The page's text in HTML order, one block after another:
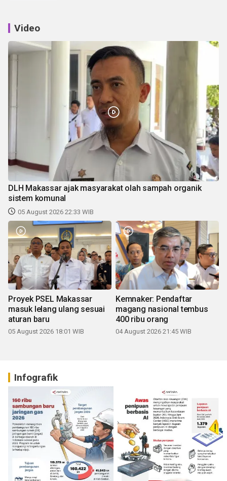
Video
DLH Makassar ajak masyarakat olah sampah organik
sistem komunal
05 August 2026 22:33 WIB
Proyek PSEL Makassar
masuk lelang ulang sesuai
aturan baru
05 August 2026 18:01 WIB
Kemnaker: Pendaftar
magang nasional tembus
400 ribu orang
04 August 2026 21:45 WIB
Infografik